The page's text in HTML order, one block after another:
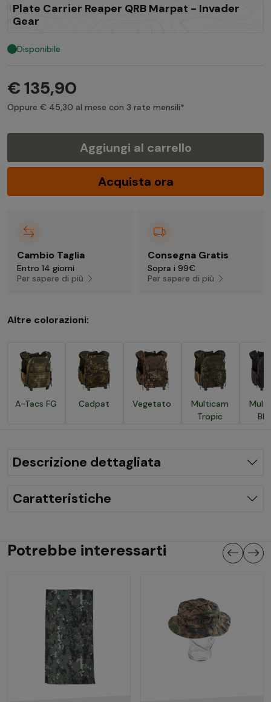
Plate Carrier Reaper QRB Marpat - Invader
Gear
Disponibile
€ 135,90
Oppure € 45,30 al mese con 3 rate mensili*
Aggiungi al carrello
Acquista ora
Cambio Taglia
Entro 14 giorni
Per sapere di più
Consegna Gratis
Sopra i 99€
Per sapere di più
Altre colorazioni:
A-Tacs FG Cadpat Vegetato
Multicam
Tropic
Descrizione dettagliata
Caratteristiche
Potrebbe interessarti